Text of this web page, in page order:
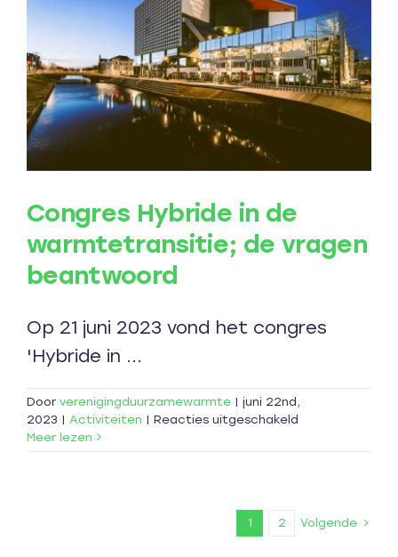
Congres Hybride in de
warmtetransitie; de vragen
beantwoord
Op 21 juni 2023 vond het congres
'Hybride in ...
Door verenigingduurzamewarmte | juni 22nd,
2023 | Activiteiten | Reacties uitgeschakeld
de
Meer lezen
1 2 Volgende